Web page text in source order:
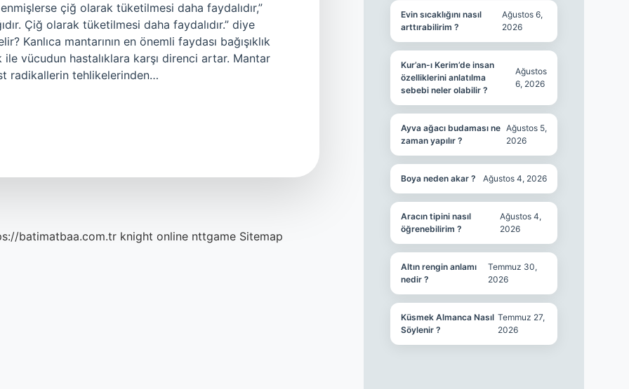
çiğ olarak tüketilmesi daha faydalıdır,”
Çiğ olarak tüketilmesi daha faydalıdır.” diye
Kanlıca mantarının en önemli faydası bağışıklık
ile vücudun hastalıklara karşı direnci artar. Mantar
radikallerin tehlikelerinden…
batimatbaa.com.tr knight online nttgame Sitemap
Evin sıcaklığını nasıl
arttırabilirim ?
Ağustos 6,
2026
Kur’an-ı Kerim’de insan
özelliklerini anlatılma
sebebi neler olabilir ?
Ağustos
6, 2026
Ayva ağacı budaması ne
zaman yapılır ?
Ağustos 5,
2026
Boya neden akar ? Ağustos 4, 2026
Aracın tipini nasıl
öğrenebilirim ?
Ağustos 4,
2026
Altın rengin anlamı
nedir ?
Temmuz 30,
2026
Küsmek Almanca Nasıl
Söylenir ?
Temmuz 27,
2026